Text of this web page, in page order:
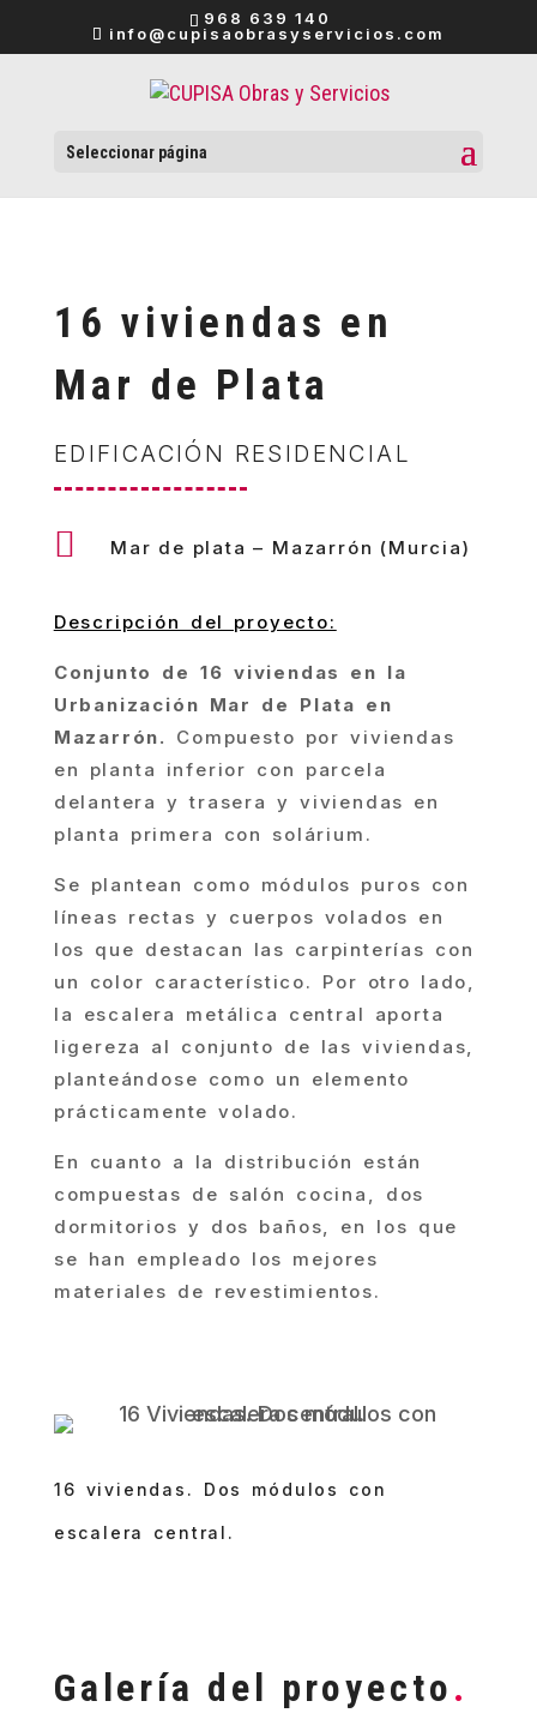
968 639 140
info@cupisaobrasyservicios.com
Seleccionar página
16 viviendas en
Mar de Plata
EDIFICACIÓN RESIDENCIAL
 Mar de plata – Mazarrón (Murcia)
Descripción del proyecto:
Conjunto de 16 viviendas en la
Urbanización Mar de Plata en
Mazarrón.
Compuesto por viviendas
en planta inferior con parcela
delantera y trasera y viviendas en
planta primera con solárium.
Se plantean como módulos puros con
líneas rectas y cuerpos volados en
los que destacan las carpinterías con
un color característico. Por otro lado,
la escalera metálica central aporta
ligereza al conjunto de las viviendas,
planteándose como un elemento
prácticamente volado.
En cuanto a la distribución están
compuestas de salón cocina, dos
dormitorios y dos baños, en los que
se han empleado los mejores
materiales de revestimientos.
16 viviendas. Dos módulos con
escalera central.
Galería del proyecto.